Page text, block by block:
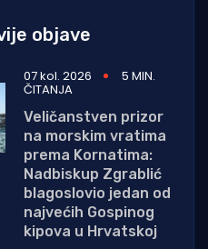
objave
07 kol. 2026 5 MIN.
ČITANJA
Veličanstven prizor
na morskim vratima
prema Kornatima:
Nadbiskup Zgrablić
blagoslovio jedan od
najvećih Gospinog
kipova u Hrvatskoj